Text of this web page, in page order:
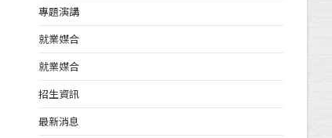
專題演講
就業媒合
就業媒合
招生資訊
最新消息